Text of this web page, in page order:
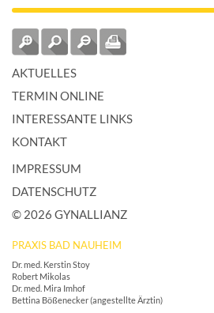
AKTUELLES
TERMIN ONLINE
INTERESSANTE LINKS
KONTAKT
IMPRESSUM
DATENSCHUTZ
© 2026 GYNALLIANZ
PRAXIS BAD NAUHEIM
Dr. med. Kerstin Stoy
Robert Mikolas
Dr. med. Mira Imhof
Bettina Bößenecker (angestellte Ärztin)